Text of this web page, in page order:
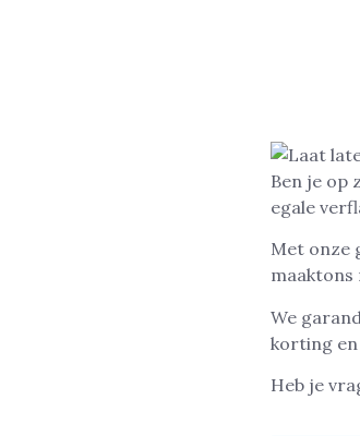
Ben je op
egale
Met onze
maaktons
We
korting en
Heb je